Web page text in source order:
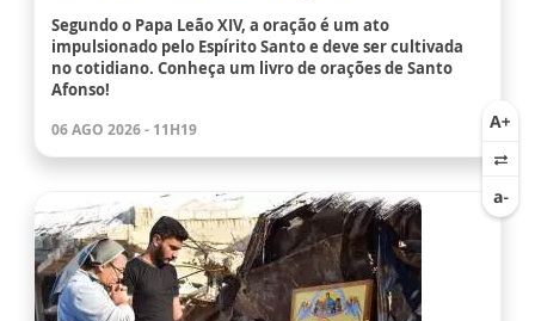
Segundo o Papa Leão XIV, a oração é um ato
impulsionado pelo Espírito Santo e deve ser cultivada
no cotidiano. Conheça um livro de orações de Santo
Afonso!
06 AGO 2026 - 11H19